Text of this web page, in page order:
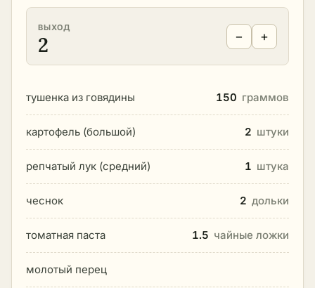
ВЫХОД
2 − +
тушенка из говядины 150 граммов
картофель (большой) 2 штуки
репчатый лук (средний) 1 штука
чеснок 2 дольки
томатная паста 1.5 чайные ложки
молотый перец